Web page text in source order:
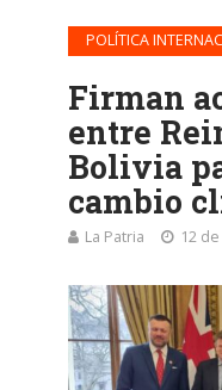
POLÍTICA
Firman
entre
Bolivia
cambio
La Patria 12